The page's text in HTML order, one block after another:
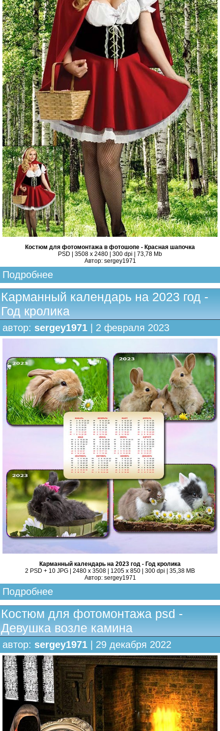
Костюм для фотомонтажа в фотошопе - Красная шапочка
PSD | 3508 x 2480 | 300 dpi | 73,78 Mb
Автор: sergey1971
Подробнее
Карманный календарь на 2023 год -
Год кролика
автор: sergey1971 | 2 февраля 2023
Карманный календарь на 2023 год - Год кролика
2 PSD + 10 JPG | 2480 x 3508 | 1205 x 850 | 300 dpi | 35,38 MB
Автор: sergey1971
Подробнее
Костюм для фотомонтажа psd -
Девушка возле камина
автор: sergey1971 | 29 декабря 2022